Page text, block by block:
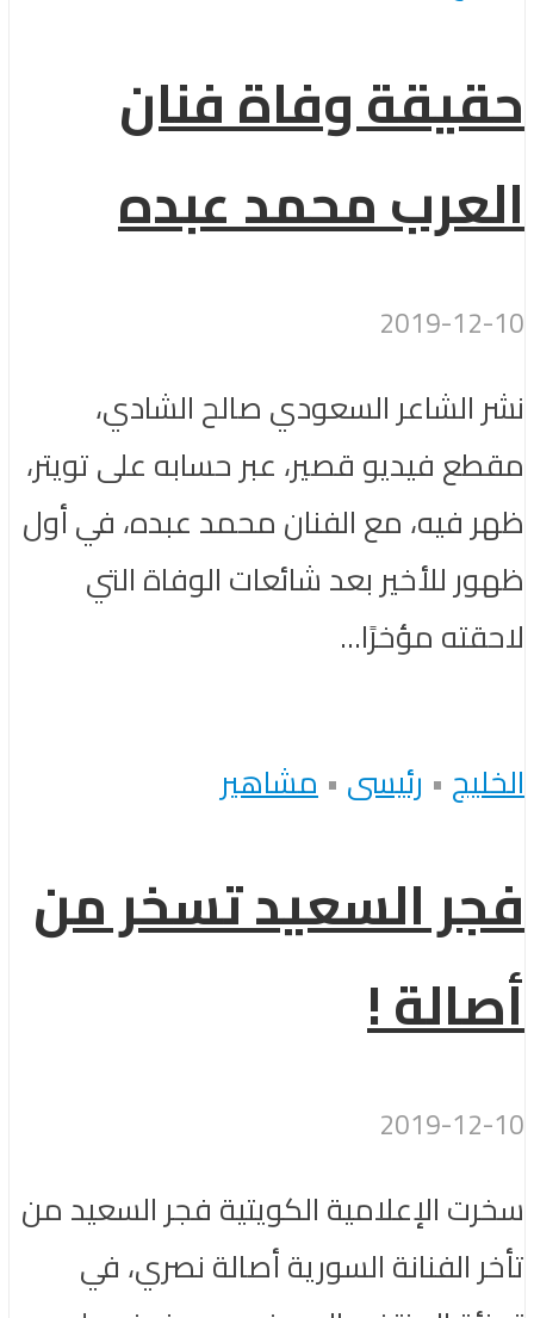
حقيقة وفاة فنان
العرب محمد عبده
2019-12-10
نشر الشاعر السعودي صالح الشادي،
مقطع فيديو قصير، عبر حسابه على تويتر،
ظهر فيه، مع الفنان محمد عبده، في أول
ظهور للأخير بعد شائعات الوفاة التي
لاحقته مؤخرًا...
الخليج • رئيسى •مشاهير
فجر السعيد تسخر من
أصالة !
2019-12-10
سخرت الإعلامية الكويتية فجر السعيد من
تأخر الفنانة السورية أصالة نصري، في